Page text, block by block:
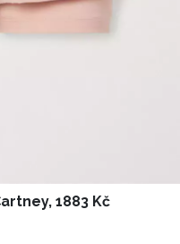
1883 Kč